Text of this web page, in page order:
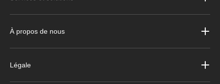
À propos de nous
Légale